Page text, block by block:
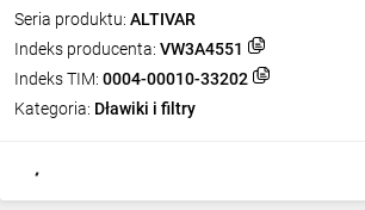
Seria produktu: ALTIVAR
Indeks producenta: VW3A4551
Indeks TIM: 0004-00010-33202
Kategoria: Dławiki i filtry